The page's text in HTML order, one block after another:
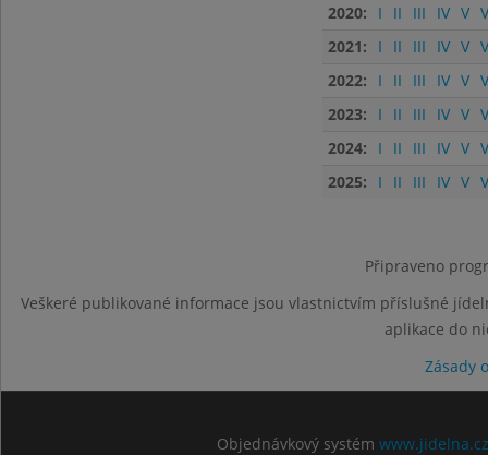
2020:
I II III IV V
2021:
I II III IV V
2022:
I II III IV V
2023:
I II III IV V
2024:
I II III IV V
2025:
I II III IV V
Připraveno
Veškeré publikované informace jsou vlastnictvím příslušné
aplikace do
Zásady
Objednávkový systém www.jidelna.cz